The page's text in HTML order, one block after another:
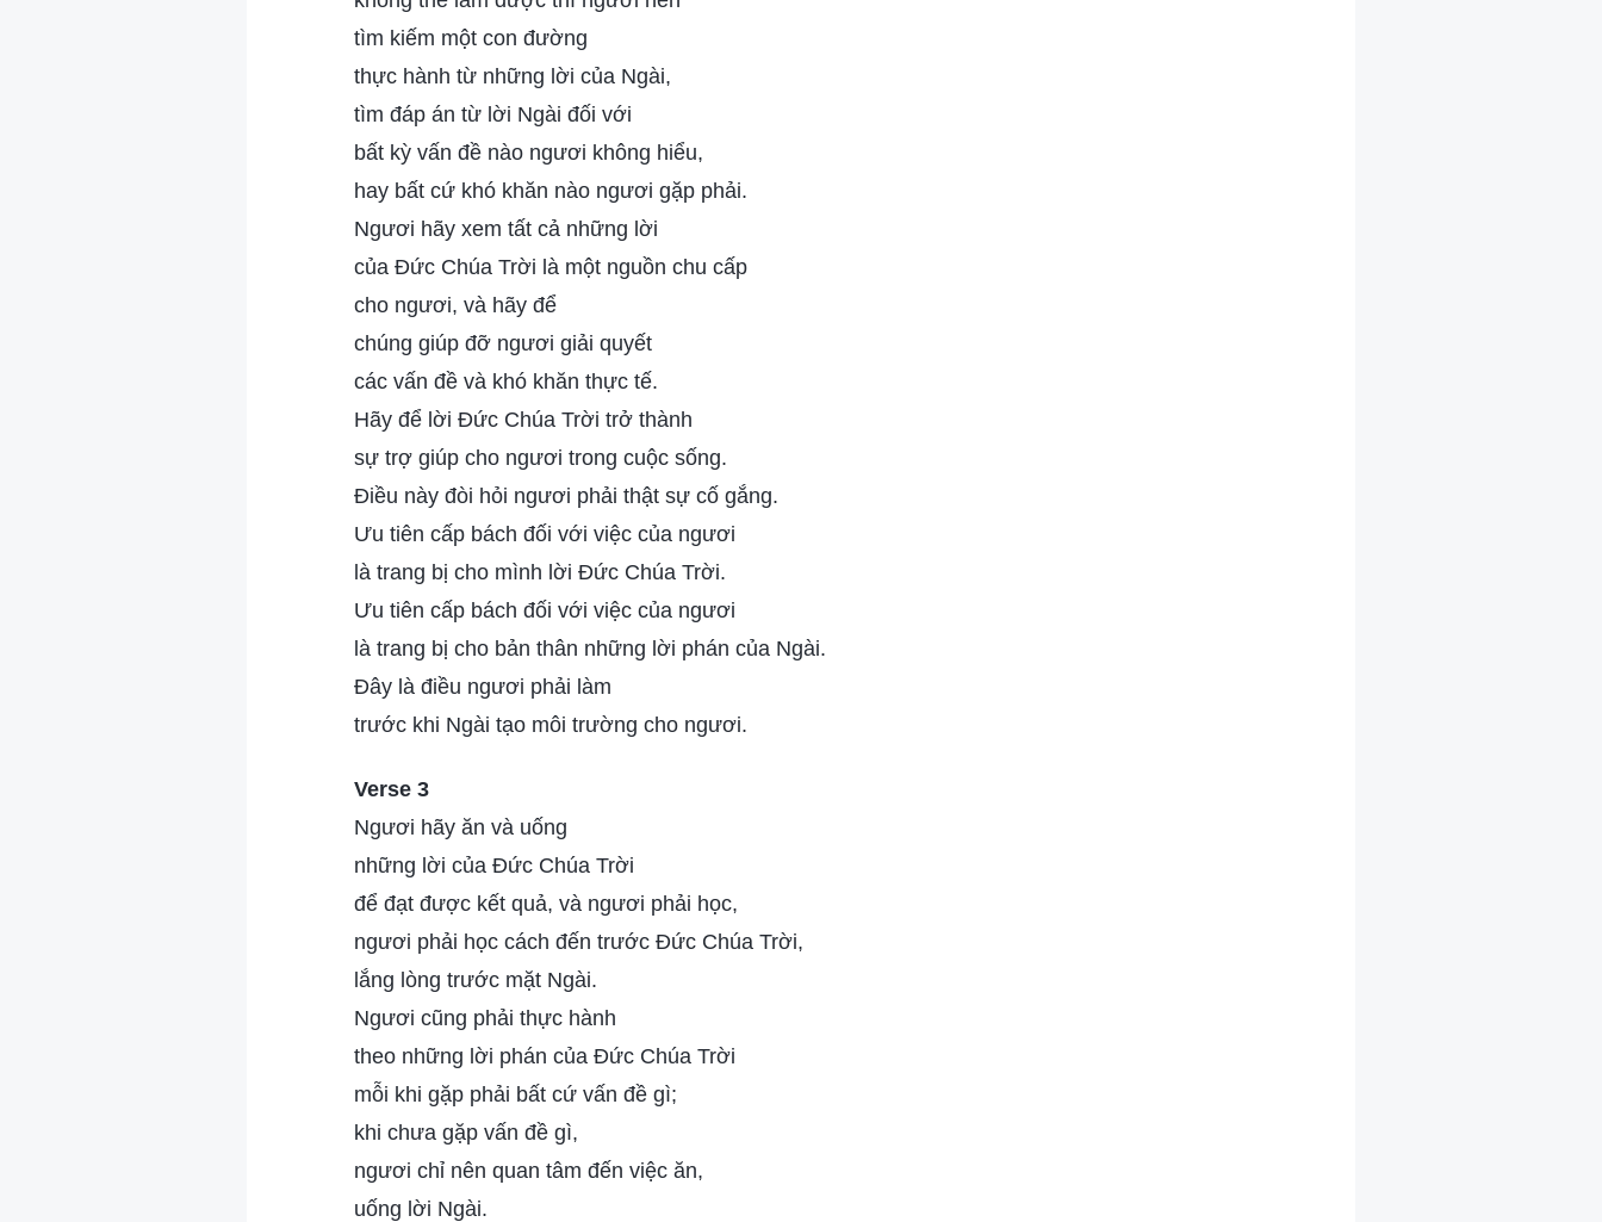
tìm kiếm một con đường
thực hành từ những lời của Ngài,
tìm đáp án từ lời Ngài đối với
bất kỳ vấn đề nào ngươi không hiểu,
hay bất cứ khó khăn nào ngươi gặp phải.
Ngươi hãy xem tất cả những lời
của Đức Chúa Trời là một nguồn chu cấp
cho ngươi, và hãy để
chúng giúp đỡ ngươi giải quyết
các vấn đề và khó khăn thực tế.
Hãy để lời Đức Chúa Trời trở thành
sự trợ giúp cho ngươi trong cuộc sống.
Điều này đòi hỏi ngươi phải thật sự cố gắng.
Ưu tiên cấp bách đối với việc của ngươi
là trang bị cho mình lời Đức Chúa Trời.
Ưu tiên cấp bách đối với việc của ngươi
là trang bị cho bản thân những lời phán của Ngài.
Đây là điều ngươi phải làm
trước khi Ngài tạo môi trường cho ngươi.
Verse 3
Ngươi hãy ăn và uống
những lời của Đức Chúa Trời
để đạt được kết quả, và ngươi phải học,
ngươi phải học cách đến trước Đức Chúa Trời,
lắng lòng trước mặt Ngài.
Ngươi cũng phải thực hành
theo những lời phán của Đức Chúa Trời
mỗi khi gặp phải bất cứ vấn đề gì;
khi chưa gặp vấn đề gì,
ngươi chỉ nên quan tâm đến việc ăn,
uống lời Ngài.